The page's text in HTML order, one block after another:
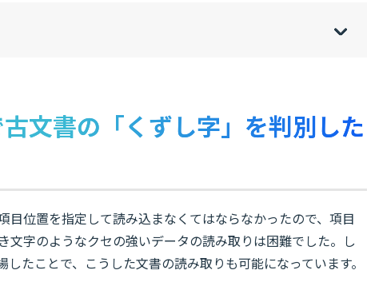
[hi
]
[sh
]
文書の「くずし字」を判別した
目位置を指定して読み込まなくてはならなかったので、項目
文字のようなクセの強いデータの読み取りは困難でした。し
したことで、こうした文書の読み取りも可能になっています。